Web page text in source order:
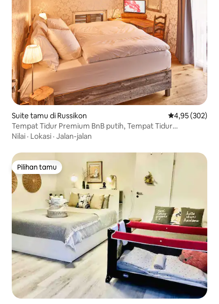
Suite tamu di Russikon Nilai rata-rata
4,95 (302)
Tempat Tidur Premium BnB putih, Tempat Tidur
Boxspring mewah
Nilai · Lokasi · Jalan-jalan
Pilihan tamu
Pilihan tamu